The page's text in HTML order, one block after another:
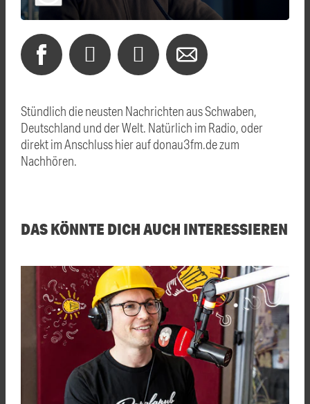
Stündlich die neusten Nachrichten aus Schwaben,
Deutschland und der Welt. Natürlich im Radio, oder
direkt im Anschluss hier auf donau3fm.de zum
Nachhören.
DAS KÖNNTE DICH AUCH INTERESSIEREN